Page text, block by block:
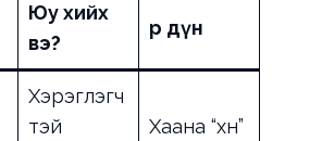
Юу хийх
вэ?
Үр дүн
Хэрэглэгч
тэй
Хаана “хүн”